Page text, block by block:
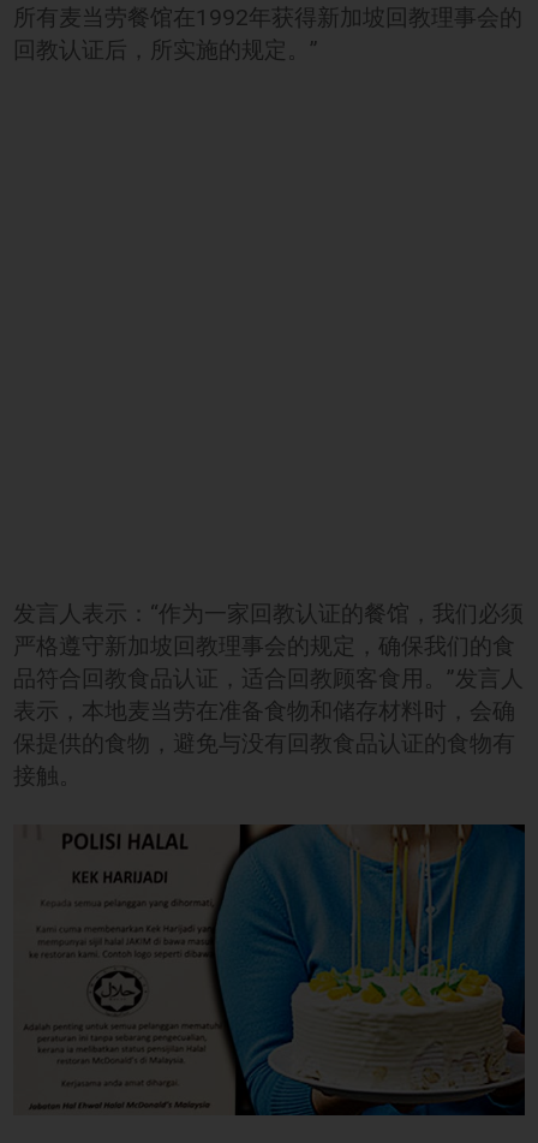
所有麦当劳餐馆在1992年获得新加坡回教理事会的
回教认证后，所实施的规定。”
发言人表示：“作为一家回教认证的餐馆，我们必须
严格遵守新加坡回教理事会的规定，确保我们的食
品符合回教食品认证，适合回教顾客食用。”发言人
表示，本地麦当劳在准备食物和储存材料时，会确
保提供的食物，避免与没有回教食品认证的食物有
接触。